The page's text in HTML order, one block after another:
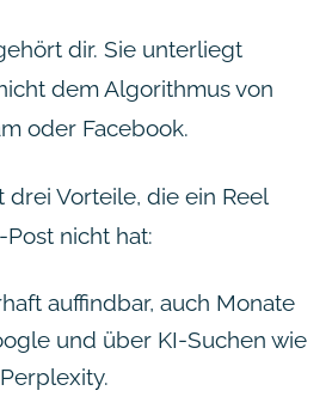
dir. Sie unterliegt
dem Algorithmus von
oder Facebook.
drei Vorteile, die ein Reel
nicht hat:
auffindbar, auch Monate
und über KI-Suchen wie